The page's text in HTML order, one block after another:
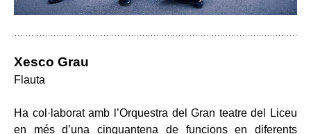
Xesco Grau
Flauta
Ha col·laborat amb l’Orquestra del Gran teatre del Liceu
en més d’una cinquantena de funcions en diferents